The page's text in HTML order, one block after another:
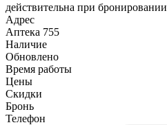
действительна при бронировании
Адрес
Аптека 755
Наличие
Обновлено
Время работы
Цены
Скидки
Бронь
Телефон